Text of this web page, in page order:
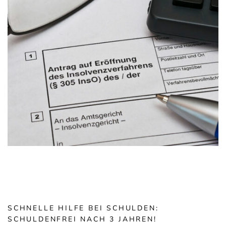
SCHNELLE HILFE BEI SCHULDEN:
SCHULDENFREI NACH 3 JAHREN!